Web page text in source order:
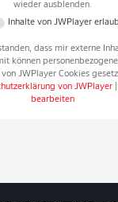
wieder ausblenden.
Inhalte von JWPlayer
dass mir externe
können
JWPlayer Cookies
von JWPlayer|
bearbeiten